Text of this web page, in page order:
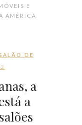
E
AMÉRICA
DE
a
a